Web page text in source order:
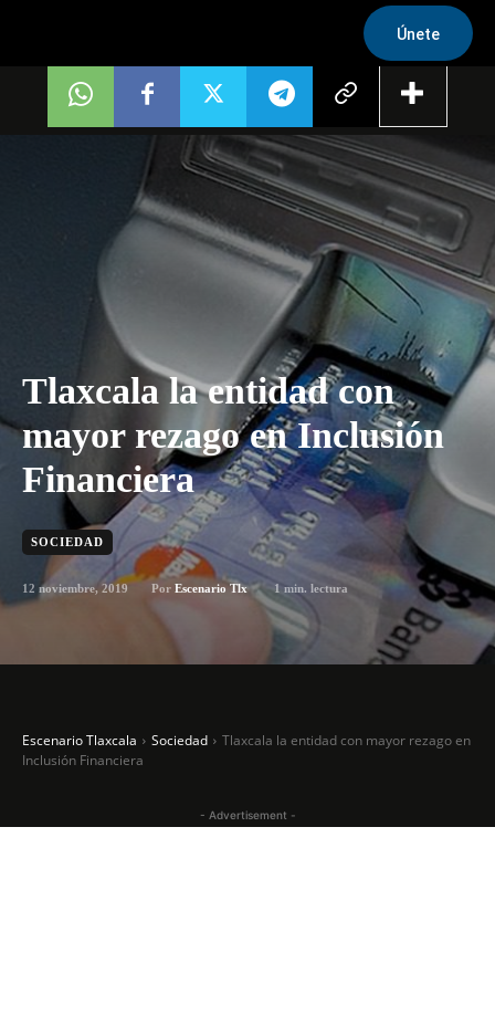
Únete
Tlaxcala la entidad con
mayor rezago en Inclusión
Financiera
SOCIEDAD
12 noviembre, 2019 Por Escenario Tlx 1 min. lectura
Escenario Tlaxcala Sociedad
Tlaxcala la entidad con mayor rezago en
Inclusión Financiera
- Advertisement -